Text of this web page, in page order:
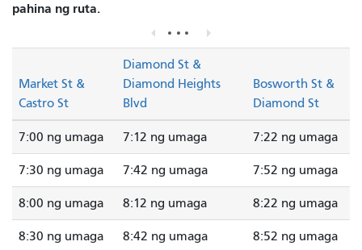
pahina ng ruta.
Market St &
Castro St
Diamond St &
Diamond Heights
Blvd
Bosworth St &
Diamond St
7:00 ng umaga 7:12 ng umaga 7:22 ng umaga
7:30 ng umaga 7:42 ng umaga 7:52 ng umaga
8:00 ng umaga 8:12 ng umaga 8:22 ng umaga
8:30 ng umaga 8:42 ng umaga 8:52 ng umaga